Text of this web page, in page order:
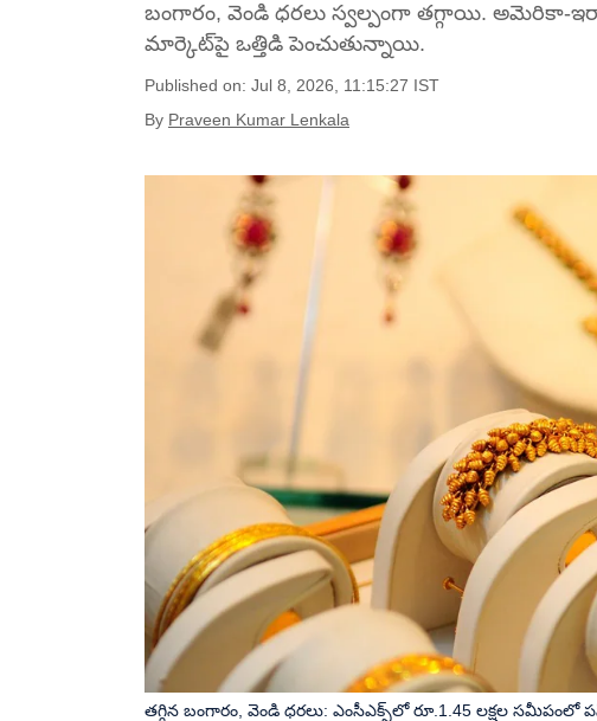
బంగారం, వెండి ధరలు స్వల్పంగా తగ్గాయి. అమెరికా-
మార్కెట్‌పై ఒత్తిడి పెంచుతున్నాయి.
Published on: Jul 8, 2026, 11:15:27 IST
By Praveen Kumar Lenkala
తగ్గిన బంగారం, వెండి ధరలు: ఎంసీఎక్స్‌లో రూ.1.45 లక్షల సమీపంలో